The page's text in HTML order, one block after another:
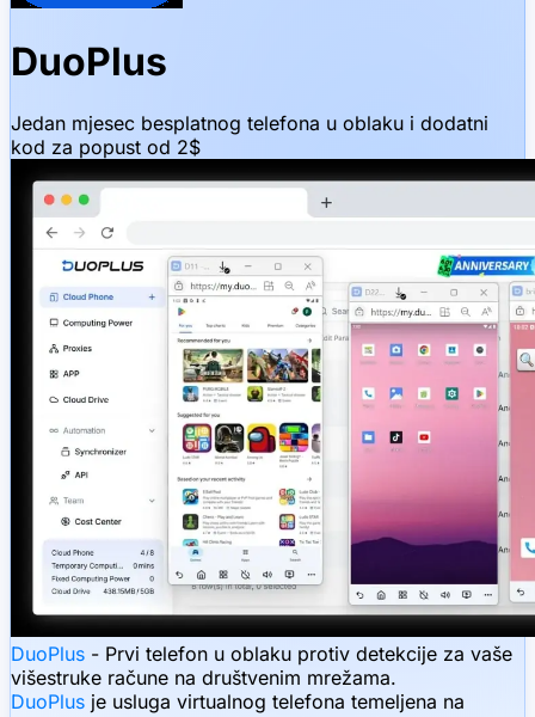
DuoPlus
Jedan mjesec besplatnog telefona u oblaku i dodatni
kod za popust od 2$
DuoPlus - Prvi telefon u oblaku protiv detekcije za vaše
višestruke račune na društvenim mrežama.
DuoPlus je usluga virtualnog telefona temeljena na